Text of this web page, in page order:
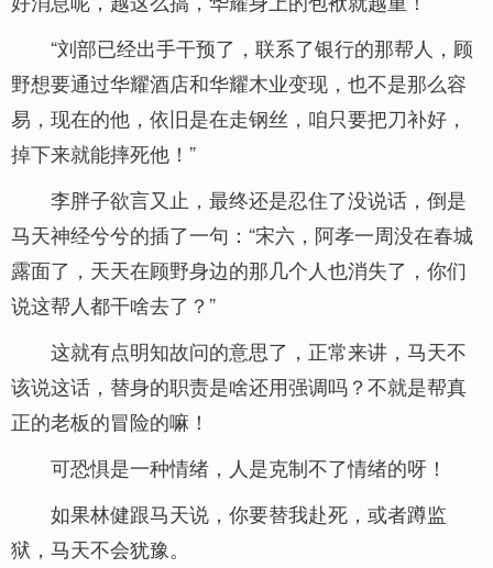
“刘部已经出手干预了，联系了银行的那帮人，顾
野想要通过华耀酒店和华耀木业变现，也不是那么容
易，现在的他，依旧是在走钢丝，咱只要把刀补好，
掉下来就能摔死他！”
李胖子欲言又止，最终还是忍住了没说话，倒是
马天神经兮兮的插了一句：“宋六，阿孝一周没在春城
露面了，天天在顾野身边的那几个人也消失了，你们
说这帮人都干啥去了？”
这就有点明知故问的意思了，正常来讲，马天不
该说这话，替身的职责是啥还用强调吗？不就是帮真
正的老板的冒险的嘛！
可恐惧是一种情绪，人是克制不了情绪的呀！
如果林健跟马天说，你要替我赴死，或者蹲监
狱，马天不会犹豫。